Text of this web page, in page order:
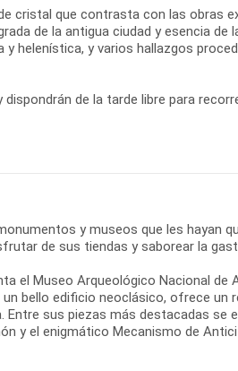
cristal que contrasta con las obras
de la antigua ciudad y esencia de
helenística, y varios hallazgos
de la tarde libre para
y museos que les hayan
de sus tiendas y saborear la
el Museo Arqueológico Nacional de
bello edificio neoclásico, ofrece un
sus piezas más destacadas se
y el enigmático Mecanismo de